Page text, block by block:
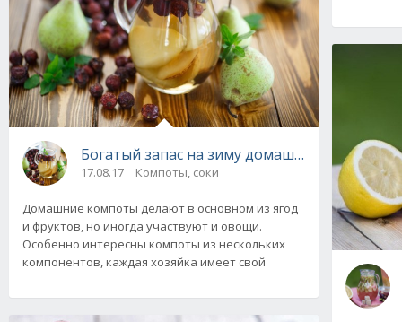
Богатый запас на зиму домашних компотов
17.08.17 Компоты, соки
Домашние компоты делают в основном из ягод
и фруктов, но иногда участвуют и овощи.
Особенно интересны компоты из нескольких
компонентов, каждая хозяйка имеет свой